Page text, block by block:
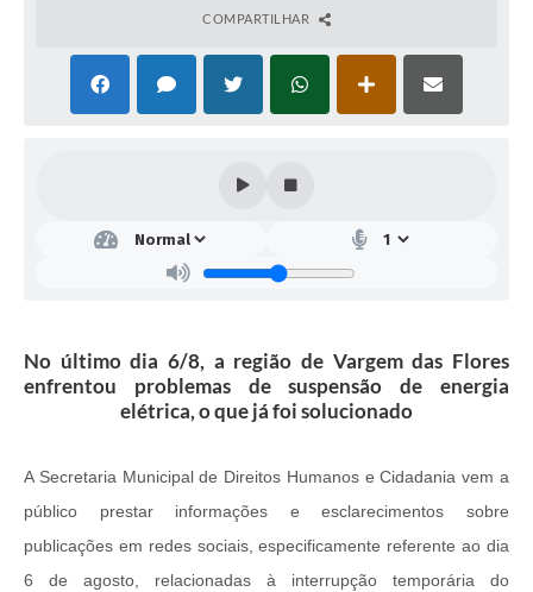
COMPARTILHAR
No último dia 6/8, a região de Vargem das Flores
enfrentou problemas de suspensão de energia
elétrica, o que já foi solucionado
A Secretaria Municipal de Direitos Humanos e Cidadania vem a
público prestar informações e esclarecimentos sobre
publicações em redes sociais, especificamente referente ao dia
6 de agosto, relacionadas à interrupção temporária do